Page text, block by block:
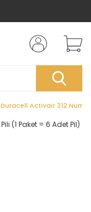
Duracell Activair 312